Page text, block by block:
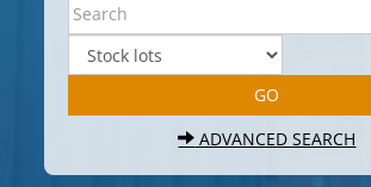
ADVANCED SEARCH